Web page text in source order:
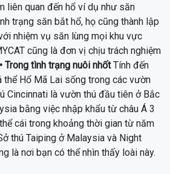
liên quan đến hổ ví dụ như săn
trạng săn bắt hổ, họ cũng thành lập
nhiệm vụ săn lùng mọi khu vực
cũng là đơn vị chịu trách nghiệm
• Trong tình trạng nuôi nhốtTính đến
thể Hổ Mã Lai sống trong các vườn
Cincinnati là vườn thú đầu tiên ở Bắc
bằng việc nhập khẩu từ châu Á 3
cái trong khoảng thời gian từ năm
thú Taiping ở Malaysia và Night
là nơi bạn có thể nhìn thấy loài này.